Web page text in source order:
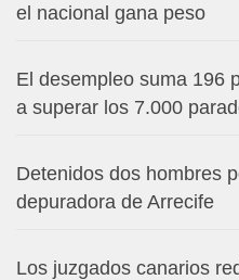
el nacional gana peso
El desempleo suma 196
a superar los 7.000
Detenidos dos hombres
depuradora de Arrecife
Los juzgados canarios